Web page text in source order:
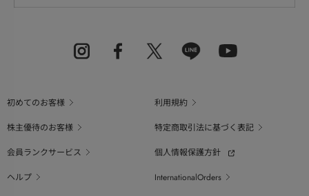
初めてのお客様
利用規約
株主優待のお客様
特定商取引法に基づく表記
会員ランクサービス
個人情報保護方針
ヘルプ
InternationalOrders